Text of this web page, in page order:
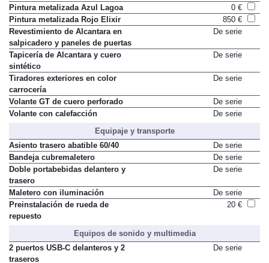
Pintura metalizada
650 €
Pintura metalizada Azul Lagoa
0 €
Pintura metalizada Rojo Elixir
850 €
Revestimiento de Alcantara en
salpicadero y paneles de puertas
Tapicería de Alcantara y cuero
sintético
Tiradores exteriores en color
carrocería
Volante GT de cuero perforado
De serie
Equipaje y transporte
Asiento trasero abatible 60/40
De serie
Bandeja cubremaletero
De serie
Doble portabebidas delantero y
trasero
Maletero con iluminación
De serie
Preinstalación de rueda de
Equipos de sonido y multimedia
2 puertos USB-C delanteros y 2